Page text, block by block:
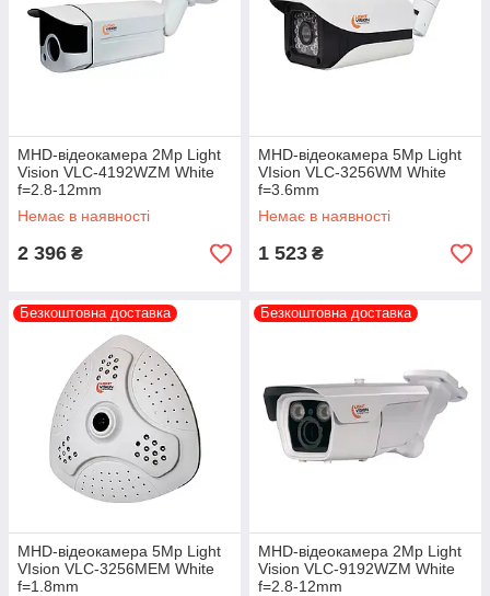
MHD-відеокамера 2Mp Light
Vision VLC-4192WZM White
f=2.8-12mm
Немає в наявності
2 396 ₴
MHD-відеокамера 5Mp Light
VIsion VLC-3256WM White
f=3.6mm
Немає в наявності
1 523 ₴
Безкоштовна доставка
MHD-відеокамера 5Mp Light
VIsion VLC-3256MEM White
f=1.8mm
Безкоштовна доставка
MHD-відеокамера 2Mp Light
Vision VLC-9192WZM White
f=2.8-12mm